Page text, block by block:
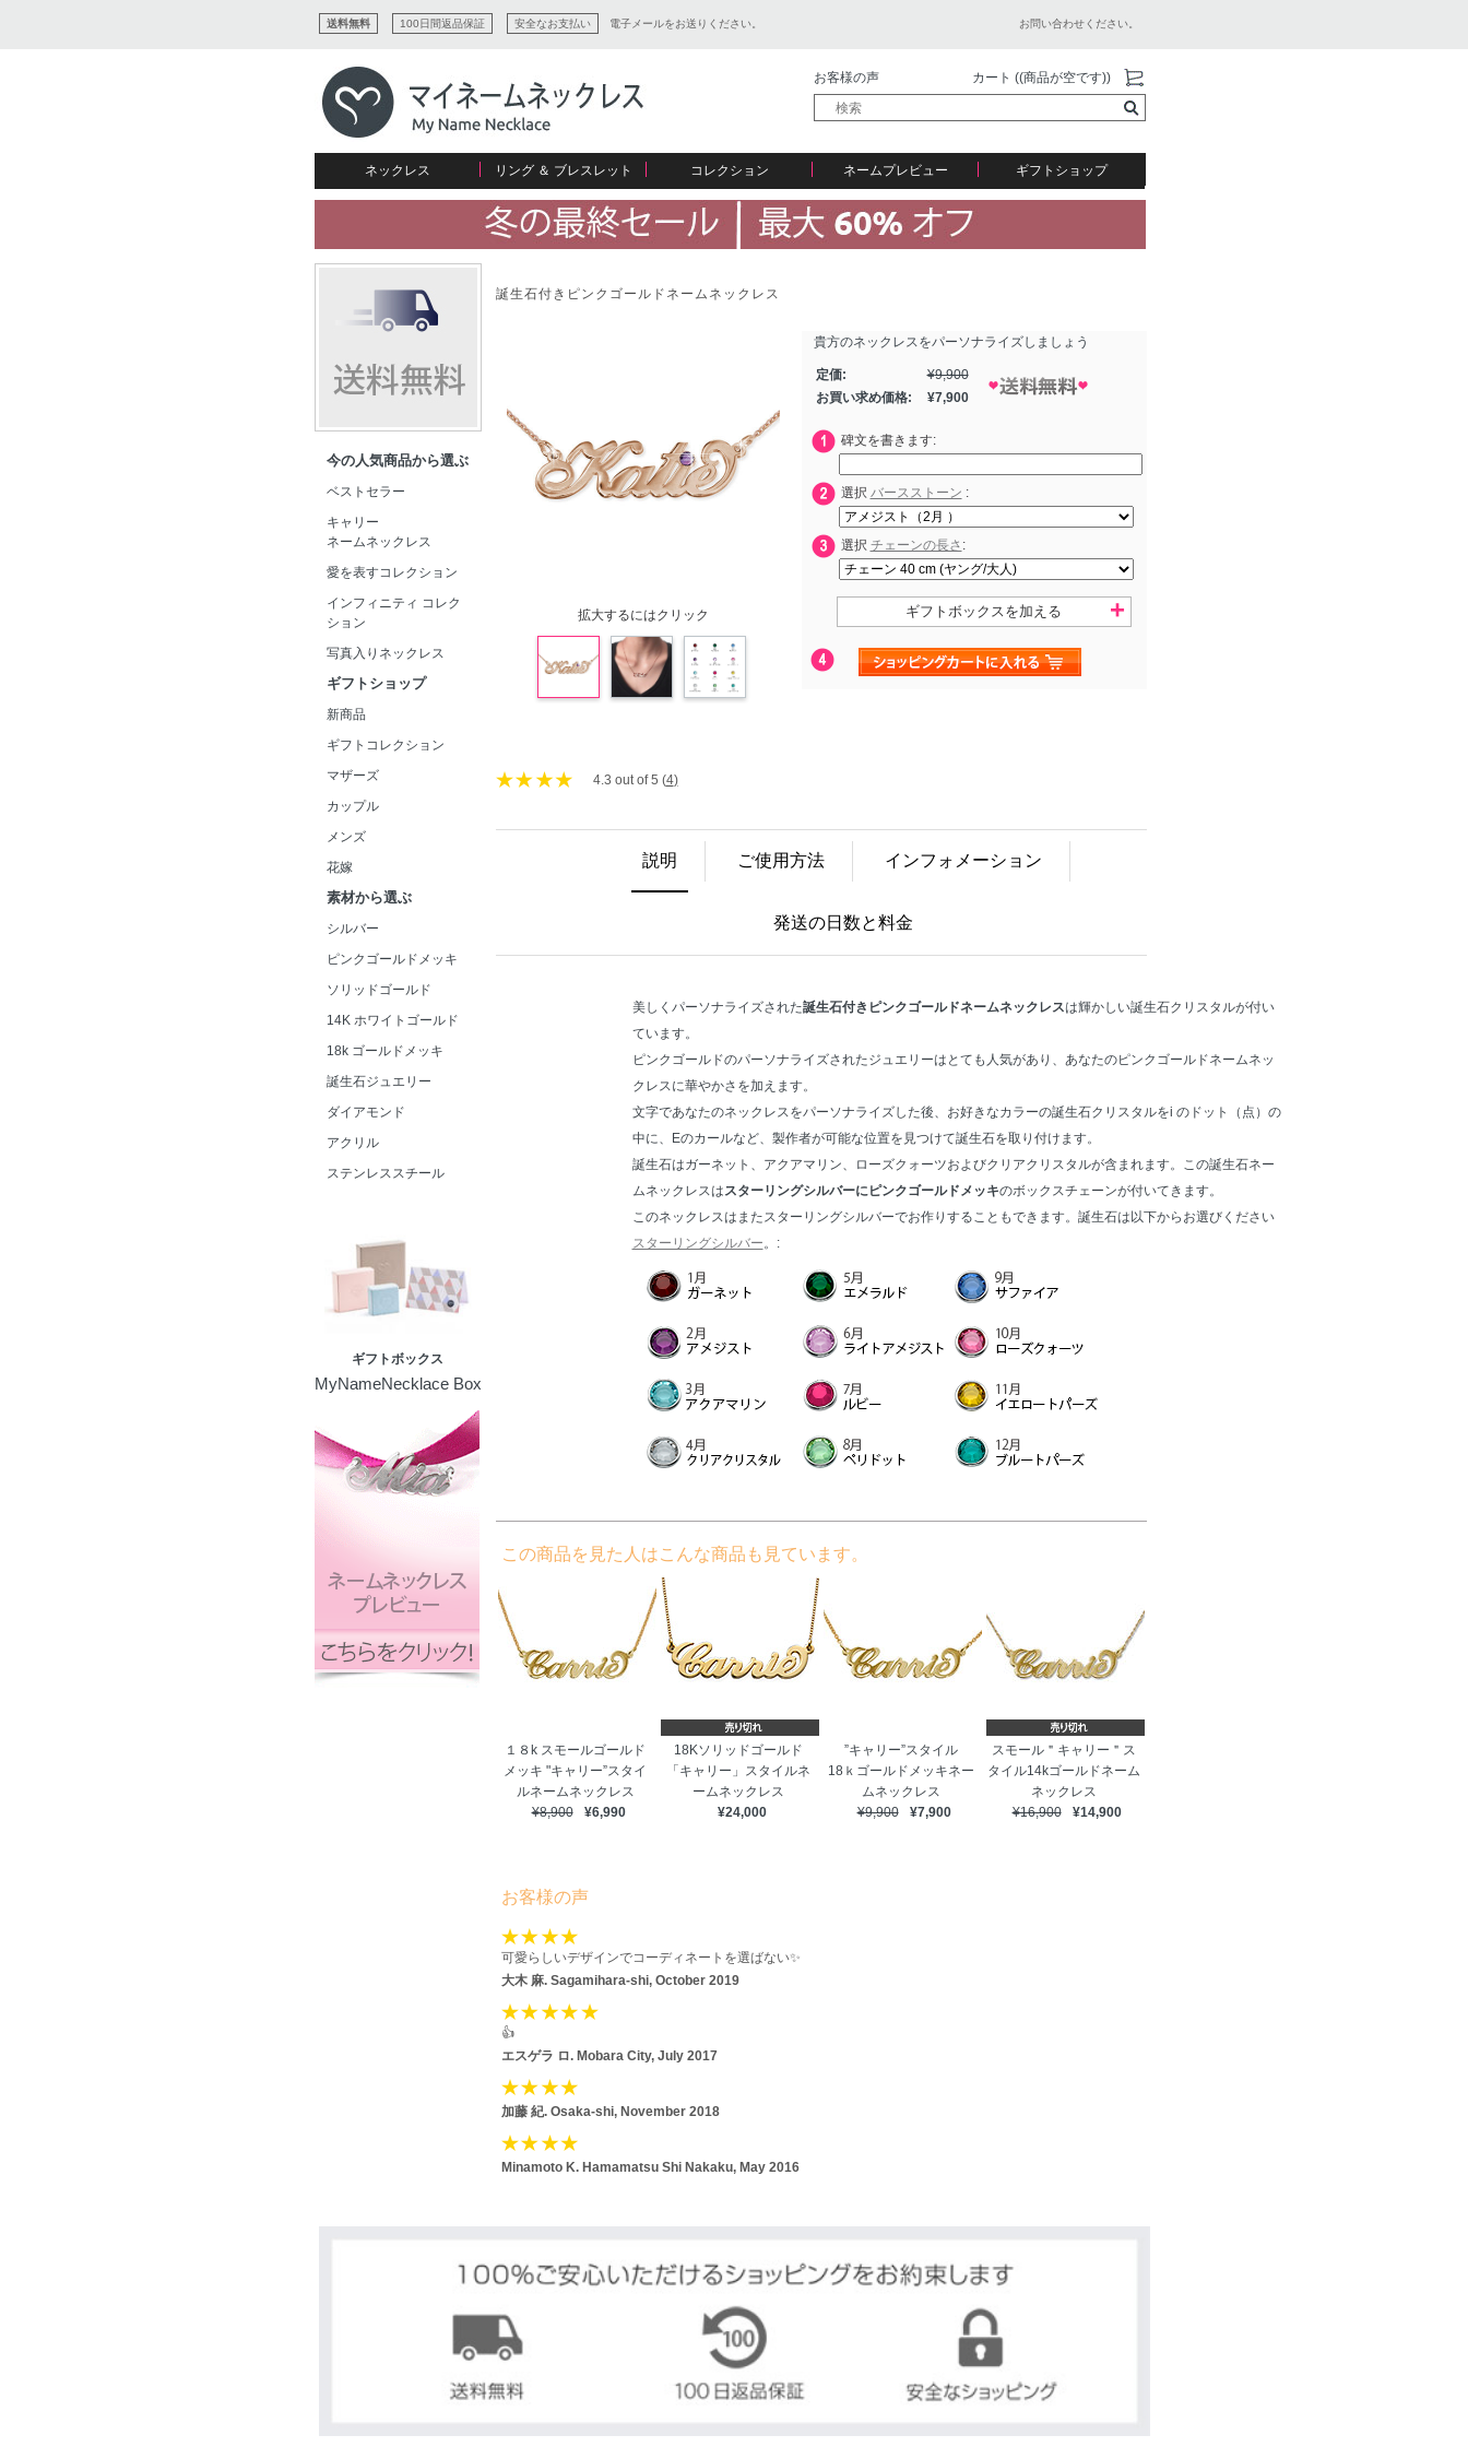
送料無料 100日間返品保証 安全なお支払い 電子メールをお送りください。 お問い合わせください。
お客様の声 カート ((商品が空です))
ネックレス
すべてコレクションを見る
ネームネックレス
プチネームネックレス
リング ＆ ブレスレット
リング
愛のブレスレット
コレクション
愛を表すコレクション
イニシャルジュエリー
誕生石コレクション
バーネックレスコレクション
ディスクとサークルのコレクション
ネームプレビュー
ネームプレビュー
ギフトショップ
マザーズ
メンズ
ギフトコレクション
今の人気商品から選ぶ
ベストセラー
キャリー
ネームネックレス
愛を表すコレクション
インフィニティ コレク
ション
写真入りネックレス
ギフトショップ
新商品
ギフトコレクション
マザーズ
カップル
メンズ
花嫁
素材から選ぶ
シルバー
ピンクゴールドメッキ
ソリッドゴールド
14K ホワイトゴールド
18k ゴールドメッキ
誕生石ジュエリー
ダイアモンド
アクリル
ステンレススチール
ギフトボックス
MyNameNecklace Box
誕生石付きピンクゴールドネームネックレス
拡大するにはクリック
4.3 out of 5 (4)
貴方のネックレスをパーソナライズしましょう
定価: ¥9,900
お買い求め価格:
¥7,900
碑文を書きます:
選択 バースストーン :
選択 チェーンの長さ :
ギフトボックスを加える
説明 ご使用方法 インフォメーション
発送の日数と料金
美しくパーソナライズされた誕生石付きピンクゴールドネームネックレスは輝かしい誕生石クリスタルが付い
ています。
ピンクゴールドのパーソナライズされたジュエリーはとても人気があり、あなたのピンクゴールドネームネッ
クレスに華やかさを加えます。
文字であなたのネックレスをパーソナライズした後、お好きなカラーの誕生石クリスタルをi のドット（点）の
中に、Eのカールなど、製作者が可能な位置を見つけて誕生石を取り付けます。
誕生石はガーネット、アクアマリン、ローズクォーツおよびクリアクリスタルが含まれます。この誕生石ネー
ムネックレスはスターリングシルバーにピンクゴールドメッキのボックスチェーンが付いてきます。
このネックレスはまたスターリングシルバーでお作りすることもできます。誕生石は以下からお選びください
スターリングシルバー。:
この商品を見た人はこんな商品も見ています。
１８k スモールゴールド
メッキ "キャリー”スタイ
ルネームネックレス
¥8,900
¥6,990
18Kソリッドゴールド
「キャリー」スタイルネ
ームネックレス
¥24,000
”キャリー”スタイル
18ｋゴールドメッキネー
ムネックレス
¥9,900
¥7,900
スモール＂キャリー＂ス
タイル14kゴールドネーム
ネックレス
¥16,900
¥14,900
お客様の声
可愛らしいデザインでコーディネートを選ばない✨
大木 麻.Sagamihara-shi, October 2019
👍
エスゲラ ロ.Mobara City, July 2017
加藤 紀.Osaka-shi, November 2018
Minamoto K.Hamamatsu Shi Nakaku, May 2016